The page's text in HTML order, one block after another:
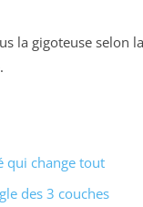
la gigoteuse selon la
qui change tout
des 3 couches